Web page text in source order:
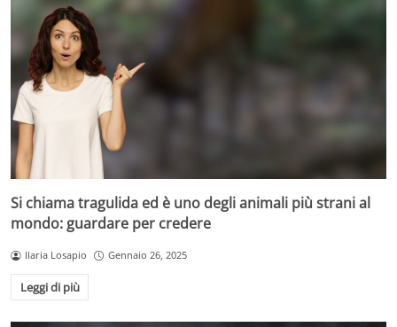
Si chiama tragulida ed è uno degli animali più strani al
mondo: guardare per credere
Ilaria Losapio Gennaio 26, 2025
Leggi di più